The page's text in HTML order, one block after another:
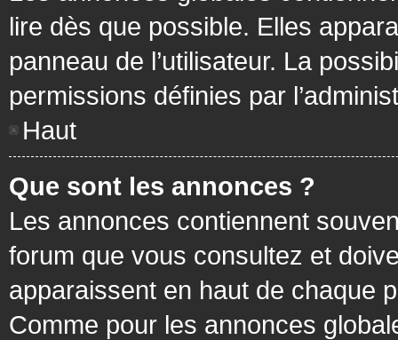
lire dès que possible. Elles
panneau de l’utilisateur. La
permissions définies par
Haut
Que sont les annonces ?
Les annonces contiennent
forum que vous consultez et
apparaissent en haut de chaque
Comme pour les annonces